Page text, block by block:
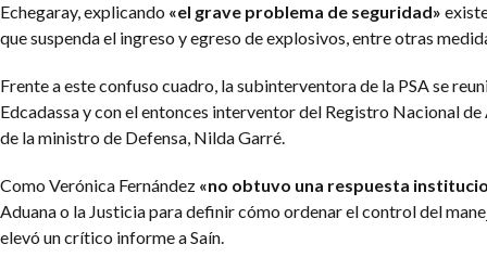
Echegaray, explicando «el grave problema de seguridad»
que suspenda el ingreso y egreso de explosivos, entre otras
Frente a este confuso cuadro, la subinterventora de la PSA se
Edcadassa y con el entonces interventor del Registro Nacional de
de la ministro de Defensa, Nilda Garré.
Como Verónica Fernández «no obtuvo una respuesta
Aduana o la Justicia para definir cómo ordenar el control del
elevó un crítico informe a Saín.